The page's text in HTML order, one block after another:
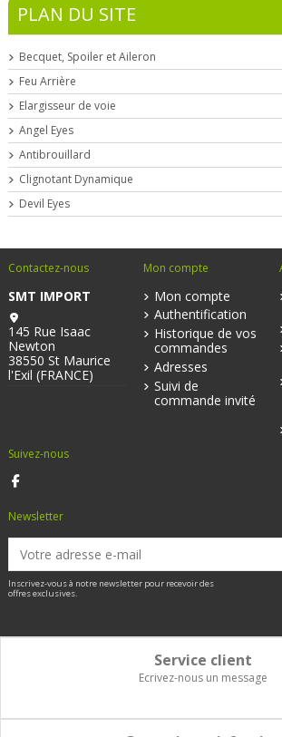
PLAN DU SITE
Becquet, Spoiler et Aileron
Feu Arrière
Elargisseur de voie
Angel Eyes
Antibrouillard
Clignotant Dynamique
Devil Eyes
Contactez-nous
SMT IMPORT
145 Rue Isaac
Newton
38550 St Maurice
l'Exil (FRANCE)
Mon compte
Mon compte
Authentification
Historique de vos
commandes
Adresses
Suivi de
commande invité
Suivez-nous
Newsletter
Inscrivez-vous à notre newsletter pour recevoir des
offres exclusives.
Service client
Ecrivez-nous un message